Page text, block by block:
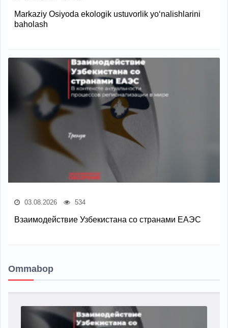
Markaziy Osiyoda ekologik ustuvorlik yo‘nalishlarini
baholash
03.08.2026 534
Взаимодействие Узбекистана со странами ЕАЭС
Ommabop